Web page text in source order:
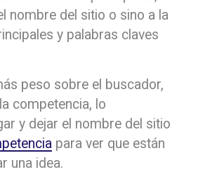
nombre del sitio o sino a la
y palabras claves
peso sobre el buscador,
competencia, lo
y dejar el nombre del sitio
para ver que están
una idea.